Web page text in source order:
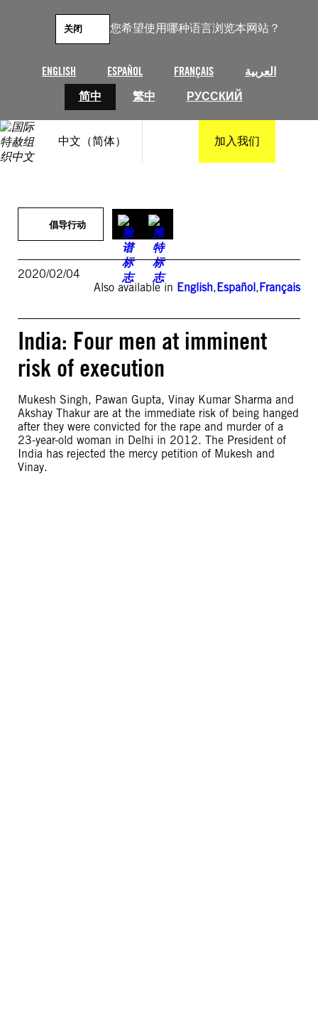
您希望使用哪种语言浏览本网站？
ENGLISH ESPAÑOL FRANÇAIS
العربية
简中
繁中 РУССКИЙ
关闭
中文（简体） 加入我们
倡导行动
2020/02/04
Also available in English,Español,Français
India: Four men at imminent
risk of execution
Mukesh Singh, Pawan Gupta, Vinay Kumar Sharma and
Akshay Thakur are at the immediate risk of being hanged
after they were convicted for the rape and murder of a
23-year-old woman in Delhi in 2012. The President of
India has rejected the mercy petition of Mukesh and
Vinay.